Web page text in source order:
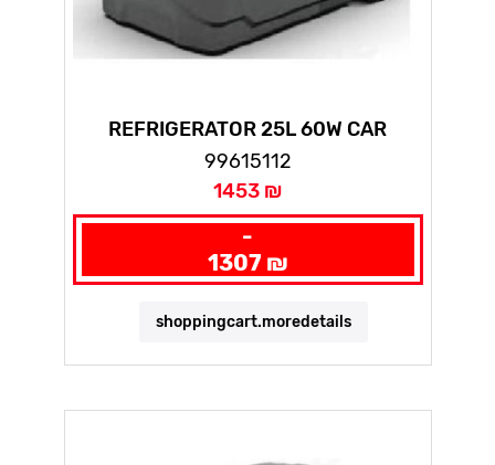
REFRIGERATOR 25L 60W CAR
12VDC/230VAC + HANDLE + WHEELS
99615112
1453 ₪
-
1307 ₪
shoppingcart.moredetails